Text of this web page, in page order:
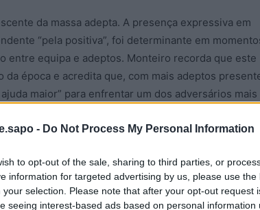
- Do Not Process My Personal Information
to opt-out of the sale, sharing to third parties, or
information for targeted advertising by us, please use
your selection. Please note that after your opt-out request
seeing interest-based ads based on personal information
da massa adepta. A presença expressiva em
“pela positiva”, foi determinante em
entre equipa e adeptos. Monteiro recorda que este
época e acredita que, com mais adeptos
maior” para enfrentar um dos adversários mais
nacional Jorge Monteiro Jornal aponte
Liga Placard Futsal